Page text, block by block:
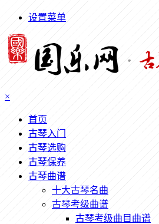
设置菜单
×
首页
古琴入门
古琴选购
古琴保养
古琴曲谱
十大古琴名曲
古琴考级曲谱
古琴考级曲目曲谱